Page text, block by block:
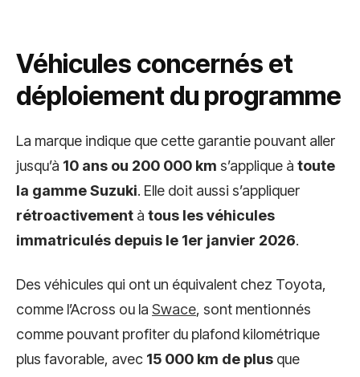
Véhicules concernés et
déploiement du programme
La marque indique que cette garantie pouvant aller
jusqu’à 10 ans ou 200 000 km s’applique à toute
la gamme Suzuki. Elle doit aussi s’appliquer
rétroactivement à tous les véhicules
immatriculés depuis le 1er janvier 2026.
Des véhicules qui ont un équivalent chez Toyota,
comme l’Across ou la Swace, sont mentionnés
comme pouvant profiter du plafond kilométrique
plus favorable, avec 15 000 km de plus que